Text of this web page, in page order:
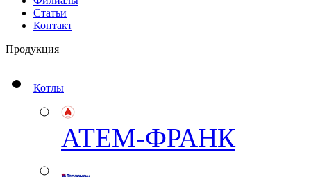
Статьи
Контакт
Продукция
Котлы
АТЕМ-ФРАНК